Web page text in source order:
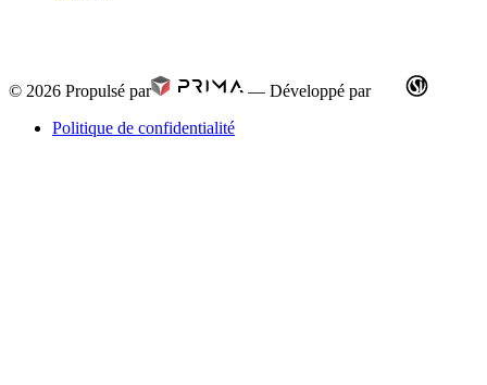
© 2026 Propulsé par — Développé par
Politique de confidentialité